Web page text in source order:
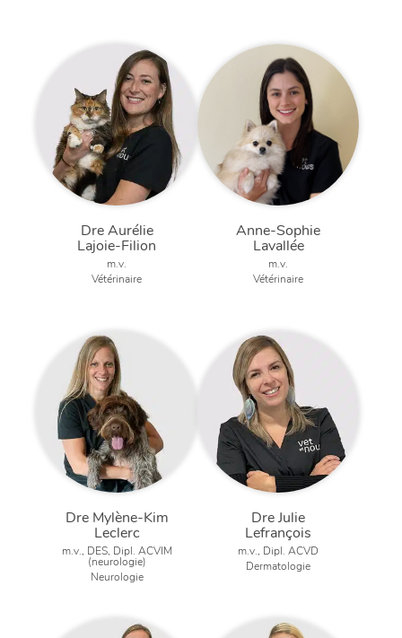
Dre Aurélie
Lajoie-Filion
m.v.
Vétérinaire
Anne-Sophie
Lavallée
m.v.
Vétérinaire
Dre Mylène-Kim
Leclerc
m.v., DES, Dipl. ACVIM
(neurologie)
Neurologie
Dre Julie
Lefrançois
m.v., Dipl. ACVD
Dermatologie